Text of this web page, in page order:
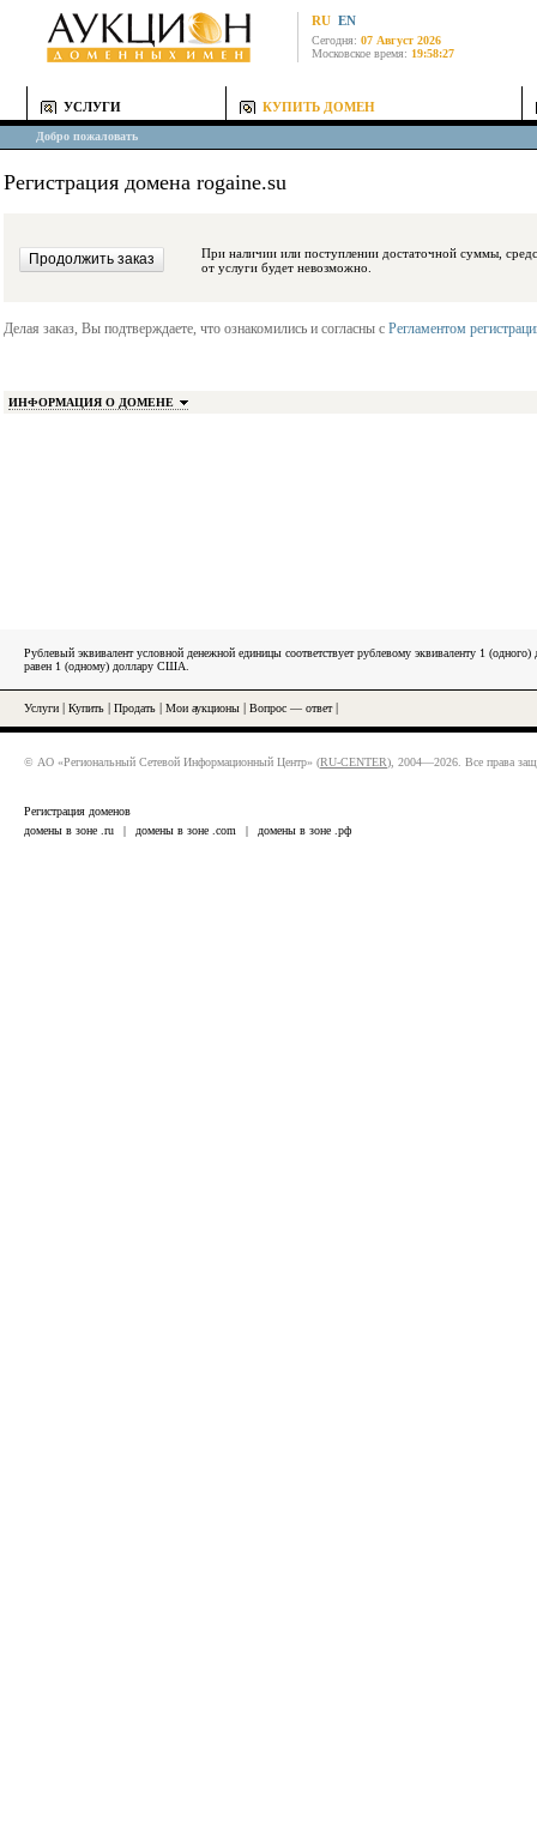
RU EN
Сегодня: 07 Август 2026
Московское время: 19:58:27
УСЛУГИ КУПИТЬ ДОМЕН
Добро пожаловать
Регистрация домена rogaine.su
При наличии или поступлении достаточной суммы, средства будут
от услуги будет невозможно.
Делая заказ, Вы подтверждаете, что ознакомились и согласны с Регламентом
ИНФОРМАЦИЯ О ДОМЕНЕ
Рублевый эквивалент условной денежной единицы соответствует рублевому эквиваленту 1
равен 1 (одному) доллару США.
Услуги Купить Продать Мои аукционы Вопрос — ответ|
© АО «Региональный Сетевой Информационный Центр» (RU-CENTER), 2004—2026. Все права
Регистрация доменов
домены в зоне .ru
| домены в зоне .com | домены в зоне .рф